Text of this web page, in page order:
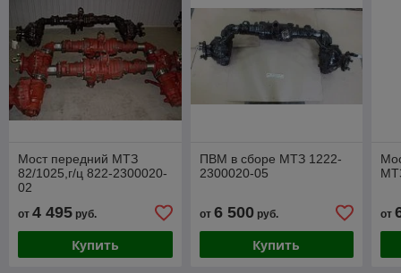
Мост передний МТЗ
82/1025,г/ц 822-2300020-
02
от 4 495 руб.
Купить
ПВМ в сборе МТЗ 1222-
2300020-05
от 6 500руб.
Купить
от